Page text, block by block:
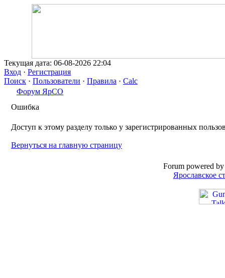
Текущая дата: 06-08-2026 22:04
Вход · Регистрация
Поиск · Пользователи · Правила · Calc
Форум ЯрСО
Ошибка
Доступ к этому разделу только у зарегистрированных
Вернуться на главную страницу
Forum powered
Ярославское